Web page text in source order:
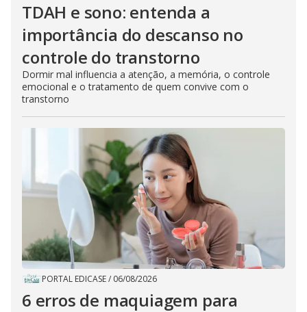
TDAH e sono: entenda a
importância do descanso no
controle do transtorno
Dormir mal influencia a atenção, a memória, o controle
emocional e o tratamento de quem convive com o
transtorno
PORTAL EDICASE/ 06/08/2026
6 erros de maquiagem para